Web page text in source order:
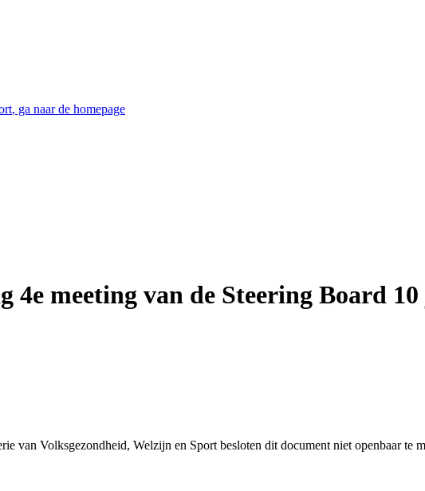
, ga naar de homepage
4e meeting van de Steering Board
van Volksgezondheid, Welzijn en Sport besloten dit document niet openbaar te